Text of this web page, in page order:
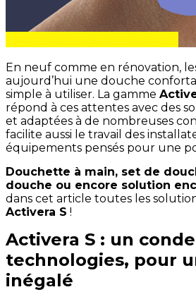
En neuf comme en rénovation,
aujourd’hui une douche
simple à utiliser. La gamme
répond à ces attentes avec des
et adaptées à de nombreuses
facilite aussi le travail des
équipements pensés pour une
Douchette à main, set de
douche ou encore solution
dans cet article toutes les
Activera S !
Activera S : un
technologies, pour
inégalé